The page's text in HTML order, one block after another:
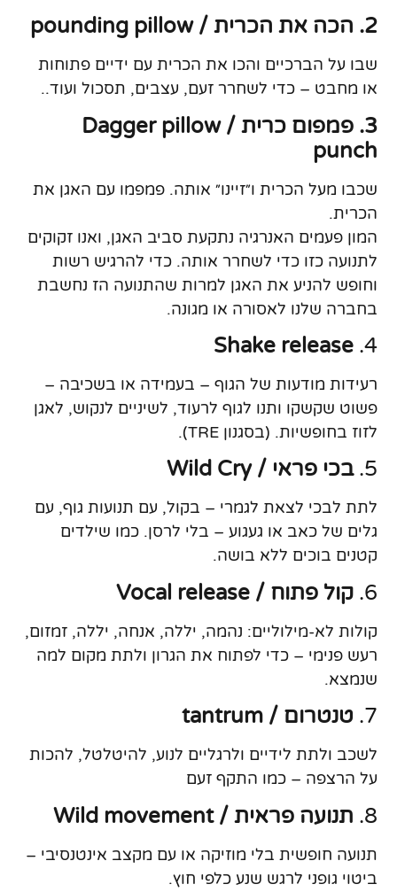
2. הכה את הכרית / pounding pillow
שבו על הברכיים והכו את הכרית עם ידיים פתוחות
או מחבט – כדי לשחרר זעם, עצבים, תסכול ועוד..
3. פמפום כרית / Dagger pillow
punch
שכבו מעל הכרית ו״זיינו״ אותה. פמפמו עם האגן את
הכרית.
המון פעמים האנרגיה נתקעת סביב האגן, ואנו זקוקים
לתנועה כזו כדי לשחרר אותה. כדי להרגיש רשות
וחופש להניע את האגן למרות שהתנועה הז נחשבת
בחברה שלנו לאסורה או מגונה.
4.
Shake release
רעידות מודעות של הגוף – בעמידה או בשכיבה –
פשוט שקשקו ותנו לגוף לרעוד, לשיניים לנקוש, לאגן
לזוז בחופשיות. (בסגנון TRE).
5. בכי פראי / Wild Cry
לתת לבכי לצאת לגמרי – בקול, עם תנועות גוף, עם
גלים של כאב או געגוע – בלי לרסן. כמו שילדים
קטנים בוכים ללא בושה.
6. קול פתוח / Vocal release
קולות לא-מילוליים: נהמה, יללה, אנחה, יללה, זמזום,
רעש פנימי – כדי לפתוח את הגרון ולתת מקום למה
שנמצא.
7. טנטרום / tantrum
לשכב ולתת לידיים ולרגליים לנוע, להיטלטל, להכות
על הרצפה – כמו התקף זעם
8. תנועה פראית / Wild movement
תנועה חופשית בלי מוזיקה או עם מקצב אינטנסיבי –
ביטוי גופני לרגש שנע כלפי חוץ.